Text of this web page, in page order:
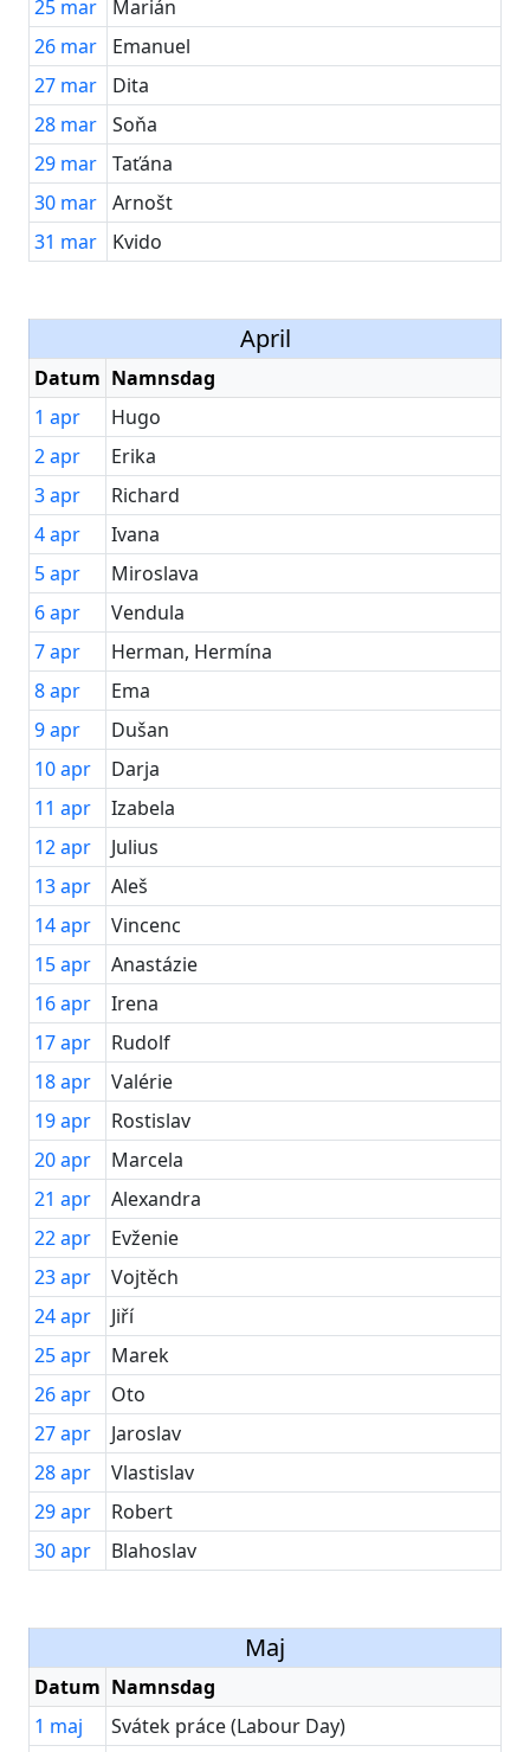
25 mar
Marián
26 mar
Emanuel
27 mar
Dita
28 mar Soňa
29 mar Taťána
30 mar Arnošt
31 mar Kvido
April
Datum Namnsdag
1 apr
Hugo
2apr
Erika
3apr
Richard
4apr
Ivana
5apr
Miroslava
6apr
Vendula
7apr
Herman, Hermína
8apr
Ema
9apr
Dušan
10apr
Darja
11 apr
Izabela
12apr
Julius
13apr
Aleš
14apr
Vincenc
15apr
Anastázie
16apr
Irena
17apr
Rudolf
18apr
Valérie
19apr
Rostislav
20apr
Marcela
21 apr
Alexandra
22apr
Evženie
23apr
Vojtěch
24apr
Jiří
25apr
Marek
26apr
Oto
27apr
Jaroslav
28apr
Vlastislav
29apr
Robert
30apr Blahoslav
Maj
Datum Namnsdag
1 maj
Svátek práce (Labour Day)